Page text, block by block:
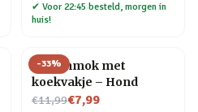
✔ Voor 22:45 besteld, morgen in
huis!
-33%
Dierenmok met
koekvakje – Hond
€11,99
Nu voor€7,99